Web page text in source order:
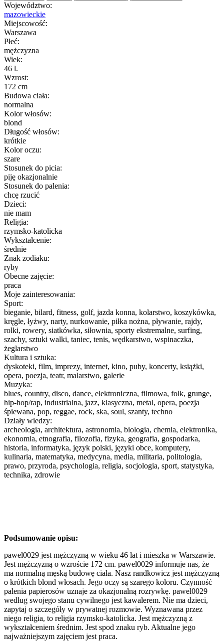
Województwo:
mazowieckie
Miejscowość:
Warszawa
Płeć:
mężczyzna
Wiek:
46 l.
Wzrost:
172 cm
Budowa ciała:
normalna
Kolor włosów:
blond
Długość włosów:
krótkie
Kolor oczu:
szare
Stosunek do picia:
piję okazjonalnie
Stosunek do palenia:
chcę rzucić
Dzieci:
nie mam
Religia:
rzymsko-katolicka
Wykształcenie:
średnie
Znak zodiaku:
ryby
Obecne zajęcie:
praca
Moje zainteresowania:
Sport:
bieganie, bilard, fitness, golf, jazda konna, kolarstwo, koszykówka,
kręgle, łyżwy, narty, nurkowanie, piłka nożna, pływanie, rajdy,
rolki, rowery, siatkówka, siłownia, sporty ekstremalne, surfing,
szachy, sztuki walki, taniec, tenis, wędkarstwo, wspinaczka,
żeglarstwo
Kultura i sztuka:
dyskoteki, film, imprezy, internet, kino, puby, koncerty, książki,
opera, poezja, teatr, malarstwo, galerie
Muzyka:
blues, country, disco, dance, elektroniczna, filmowa, folk, grunge,
hip-hop/rap, industrialna, jazz, klasyczna, metal, opera, poezja
śpiewana, pop, reggae, rock, ska, soul, szanty, techno
Działy wiedzy:
archeologia, architektura, astronomia, biologia, chemia, elektronika,
ekonomia, etnografia, filozofia, fizyka, geografia, gospodarka,
historia, informatyka, język polski, języki obce, komputery,
kulinaria, matematyka, medycyna, media, militaria, politologia,
prawo, przyroda, psychologia, religia, socjologia, sport, statystyka,
technika, zdrowie
Podsumowanie opisu:
pawel0029 jest mężczyzną w wieku 46 lat i mieszka w Warszawie.
Jest mężczyzną o wzroście 172 cm. pawel0029 informuje nas, że
ma normalną męską budowę ciała. Nasz randkowicz jest mężczyzną
o krótkich blond włosach. Jego oczy są szarego koloru. Czynność
palenia papierosów uznaje za okazjonalną rozrywkę. pawel0029
według swojego stanu cywilnego jest kawalerem. Nie ma dzieci,
zapytaj o szczegóły w prywatnej rozmowie. Wyznawana przez
niego religia, to religia rzymsko-katolicka. Jest mężczyzną z
wykształceniem średnim. Jest spod znaku ryb. Aktualne jego
najważniejszym zajęciem jest praca.